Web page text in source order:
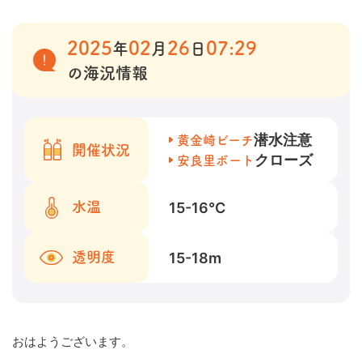
2025年02 月 26 日 07:29
の海況情報
開催状況
黄金崎ビーチ潜水注意
安良里ボート クローズ
水温 15-16℃
透明度 15-18m
おはようございます。